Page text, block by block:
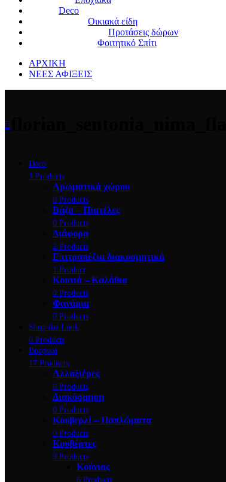
Deco
Οικιακά είδη
Προτάσεις δώρων
Φοιτητικό Σπίτι
ΑΡΧΙΚΗ
ΝΕΕΣ ΑΦΙΞΕΙΣ
Deco
3 Products
Αρωματικά χώρου
0 Products
Βάζα – Πιατέλες
0 Products
Διάφορα
2 Products
Επιτραπέζια διακοσμητικά
1 Product
Κουτιά – Καλάθια
0 Products
Φανάρια
0 Products
Shop the Look
0 Products
Βρεφικά
17 Products
Αλλαξιέρες
0 Products
Διακόσμηση
0 Products
Κουβερλί – Παπλώματα
0 Products
Κουβέρτες
9 Products
Κούνιας
6 Products